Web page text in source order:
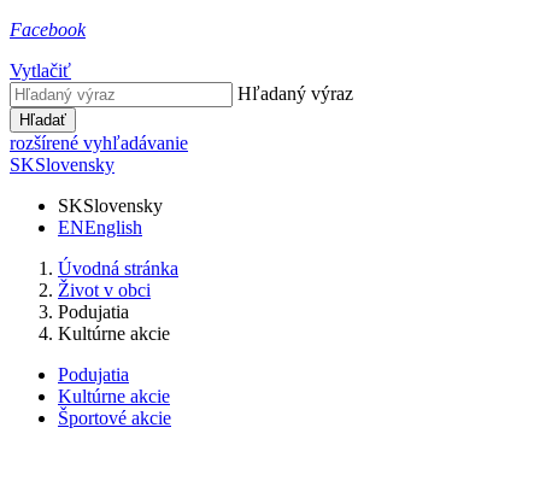
Facebook
Vytlačiť
Hľadaný výraz
Hľadať
rozšírené vyhľadávanie
SKSlovensky
SKSlovensky
ENEnglish
Úvodná stránka
Život v obci
Podujatia
Kultúrne akcie
Podujatia
Kultúrne akcie
Športové akcie